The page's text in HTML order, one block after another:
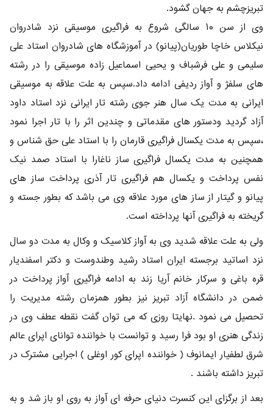
تبریزچشم به جهان گشود.
وی از سن ۱۰ سالگی شروع به فراگیری موسیقی نزد شادروان
نیکلاس خاچا طوریان(پیانو) در آموزشگاه های شادروان استاد علی
سلیمی و علی فرشباف و یحیی اسماعیل زاده موسیقی را در رشته
های سلفژ و آواز ردیفی ادامه داد.سپس به علت علاقه به موسیقی
ایرانی به مدت یک سال هنر جوی رشته تار ایرانی نزد استاد داود
آزاد گردید ودستور های مقدماتی و چندین اثر را با تار اجرا نمود
،سپس به مدت یکسال فراگیری قارمان را با استاد علی حق شناس و
همچنین به مدت یکسال فراگیری ساز ناغارا با استاد صمد نیک
نفس پرداخت و یکسال هم فراگیری تار آذری پرداخت ساز های
پیانو و گیتار از ساز های مورد علاقه وی می باشد که بطور جسته و
گریخته به فراگیری آنها پرداخته است.
ولی به علت علاقه شدید وی به آواز کلاسیک و وکال به مدت دو سال
نزد اساتید برجسته ایران استاد رشید وطندوست و دکتر اسفندیار
قره باغی و سرکار خانم آریا زند به ادامه فراگیری آواز پرداخت در
ضمن در دانشگاه آزاد تبریز نیز بطور همزمان رشته مدیریت را
تحصیل می نمود .نهایتا روزی که می توان گفت نقطه عطف وی در
زندگی هنری او بود فرا رسید و توانست با خواننده توانای اپرای عالم
شرق لطفیار ایمانوف ( خواننده اپرای کور اوغلی ) اجرایی مشترک در
تبریز داشته باشند .
بعد از برگزای این کنسرت دنیای حرفه ای آواز به روی او باز شد و به